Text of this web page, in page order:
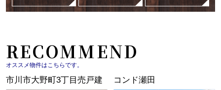
RECOMMEND
オススメ物件はこちらです。
市川市大野町3丁目売戸建 コンド瀬田